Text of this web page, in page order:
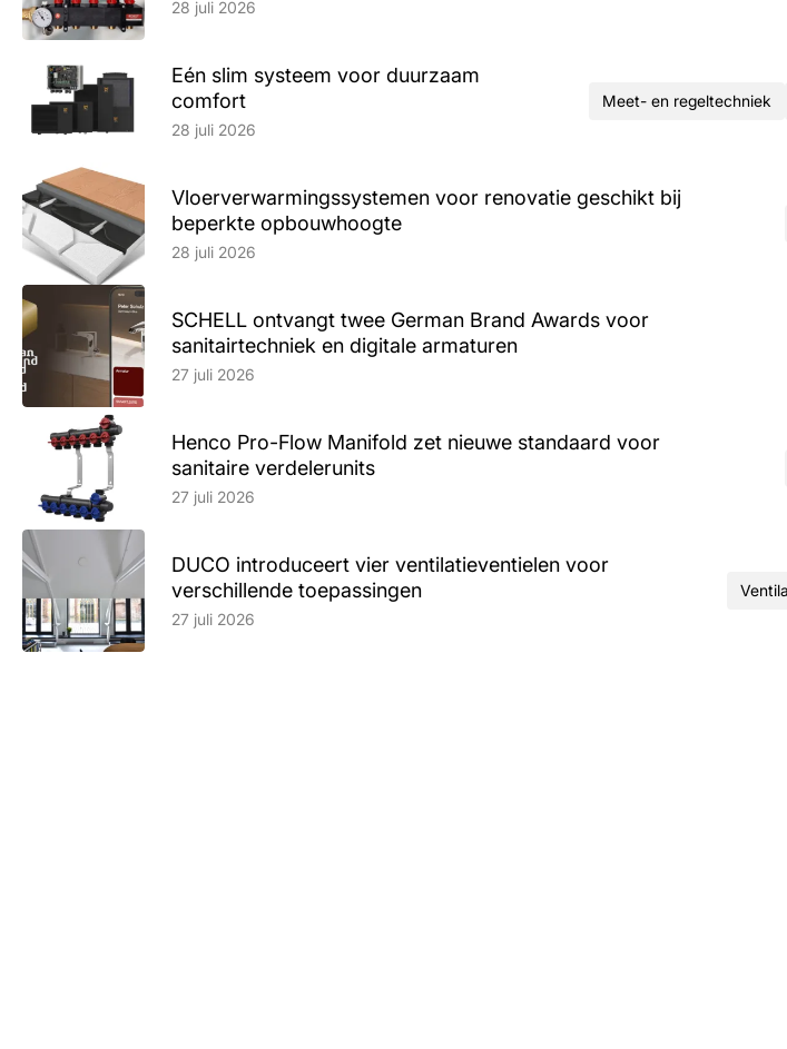
28 juli 2026
Eén slim systeem voor duurzaam
comfort
Lees artikel
28 juli 2026
Meet- en regeltechniek
Vloerverwarmingssystemen voor renovatie geschikt bij
beperkte opbouwhoogte
Lees artikel
28 juli 2026
SCHELL ontvangt twee German Brand Awards voor
sanitairtechniek en digitale armaturen
Lees artikel
27 juli 2026
Henco Pro-Flow Manifold zet nieuwe standaard voor
sanitaire verdelerunits
Lees artikel
27 juli 2026
DUCO introduceert vier ventilatieventielen voor
verschillende toepassingen
Lees artikel
27 juli 2026